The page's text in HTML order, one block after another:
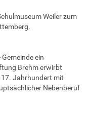
Weiler zum
ein
Brehm erwirbt
17. Jahrhundert mit
Nebenberuf